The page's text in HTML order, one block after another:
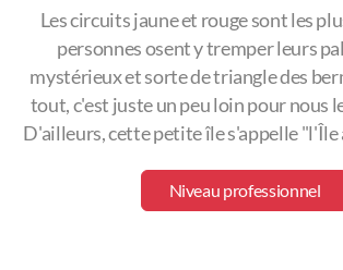
Les circuits jaune et rouge sont les
personnes osent y tremper leurs
mystérieux et sorte de triangle des
tout, c'est juste un peu loin pour nous
D'ailleurs, cette petite île s'appelle "l'Île
Niveau professionnel